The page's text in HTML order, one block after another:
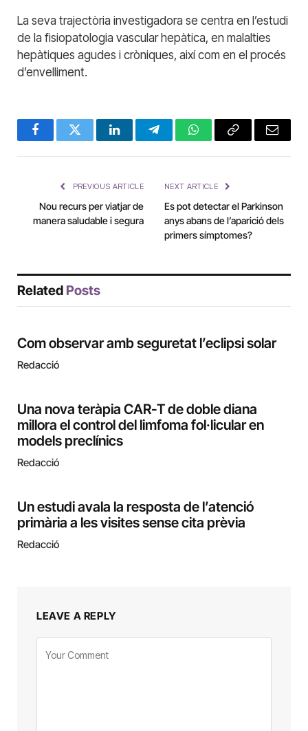
La seva trajectòria investigadora se centra en l’estudi
de la fisiopatologia vascular hepàtica, en malalties
hepàtiques agudes i cròniques, així com en el procés
d’envelliment.
FacebookTwitter LinkedInTelegramWhatsAppCopy
Email
PREVIOUS ARTICLE
Nou recurs per viatjar de
manera saludable i segura
NEXT ARTICLE
Es pot detectar el Parkinson
anys abans de l’aparició dels
primers símptomes?
Related Posts
Com observar amb seguretat l’eclipsi solar
Redacció
Una nova teràpia CAR-T de doble diana
millora el control del limfoma fol·licular en
models preclínics
Redacció
Un estudi avala la resposta de l’atenció
primària a les visites sense cita prèvia
Redacció
LEAVE A REPLY